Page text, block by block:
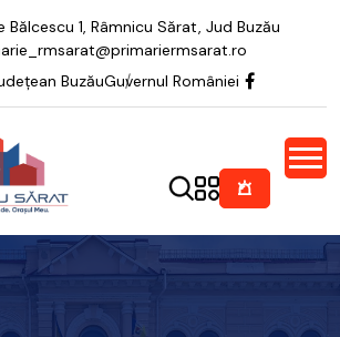
Bălcescu 1, Râmnicu Sărat, Jud Buzău
BuzăuGuvernul României